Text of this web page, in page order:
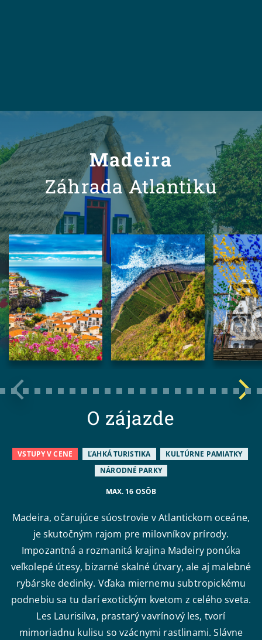
Madeira
Záhrada Atlantiku
O zájazde
VSTUPY V CENE ĽAHKÁ TURISTIKA
KULTÚRNE PAMIATKY
NÁRODNÉ PARKY
MAX. 16 OSÔB
Madeira, očarujúce súostrovie v Atlantickom oceáne,
je skutočným rajom pre milovníkov prírody.
Impozantná a rozmanitá krajina Madeiry ponúka
veľkolepé útesy, bizarné skalné útvary, ale aj malebné
rybárske dedinky. Vďaka miernemu subtropickému
podnebiu sa tu darí exotickým kvetom z celého sveta.
Les Laurisilva, prastarý vavrínový les, tvorí
mimoriadnu kulisu so vzácnymi rastlinami. Slávne